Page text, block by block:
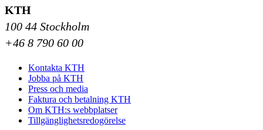
KTH
100 44 Stockholm
+46 8 790 60 00
Kontakta KTH
Jobba på KTH
Press och media
Faktura och betalning KTH
Om KTH:s webbplatser
Tillgänglighetsredogörelse